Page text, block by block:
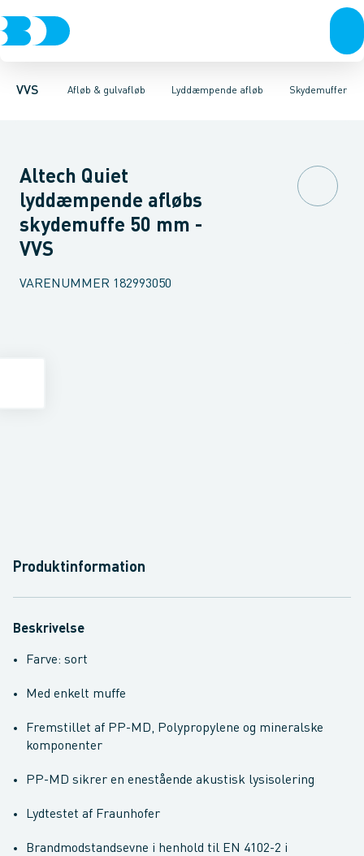
VVS Afløb & gulvafløb
Rør & fittings Pressfittings & rørKuglehaner & ventilerAfløb
Lyddæmpende afløb
Gulvafløb rustfriGulvafløb plastBaderumsrenderVandlåse &
Skydemuffer
RørBøjninger 87gr.Bøjninger 67gr.Bøjninger 45gr.Bøjninger
Altech Quiet
lyddæmpende afløbs
skydemuffe 50 mm -
VVS
VARENUMMER 182993050
Produktinformation
Beskrivelse
Farve: sort
Med enkelt muffe
Fremstillet af PP-MD, Polypropylene og mineralske
komponenter
PP-MD sikrer en enestående akustisk lysisolering
Lydtestet af Fraunhofer
Brandmodstandsevne i henhold til EN 4102-2 i